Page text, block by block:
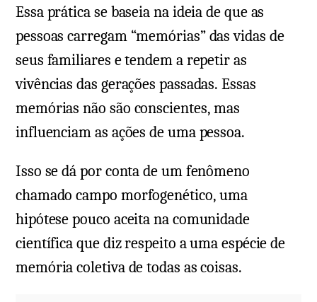
Essa prática se baseia na ideia de que as
pessoas carregam “memórias” das vidas de
seus familiares e tendem a repetir as
vivências das gerações passadas. Essas
memórias não são conscientes, mas
influenciam as ações de uma pessoa.
Isso se dá por conta de um fenômeno
chamado campo morfogenético, uma
hipótese pouco aceita na comunidade
científica que diz respeito a uma espécie de
memória coletiva de todas as coisas.